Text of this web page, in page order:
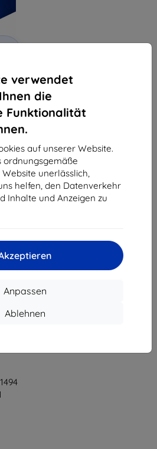
verwendet
die
Funktionalität
auf unserer Website.
ordnungsgemäße
unerlässlich,
helfen, den Datenverkehr
Inhalte und Anzeigen zu
Anpassen
Ablehnen
«